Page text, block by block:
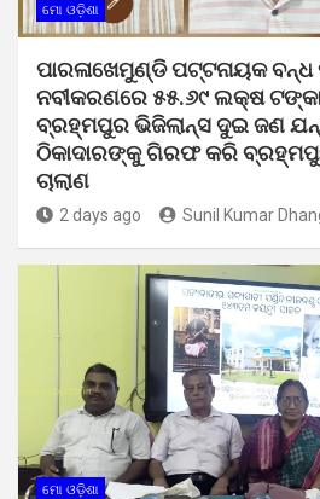
ମୋ ଓଡ଼ିଶା
ପାରଳାଖେମୁଣ୍ଡି ପଟ୍ଟନାୟକ
ନବୀକରଣରେ ୫୫.୬୯ ଲକ୍ଷ
ବ୍ରହ୍ମପୁର ଭିଜିଲାନ୍ସ ଦୁଇ ଜଣ
ଠିକାଦାରଙ୍କୁ ଗିରଫ କରି
ଚାଲାଣ
2 days ago Sunil Kumar
ମୋ ଓଡ଼ିଶା